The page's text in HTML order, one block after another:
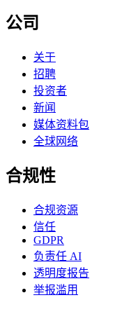
公司
关于
招聘
投资者
新闻
媒体资料包
全球网络
合规性
合规资源
信任
GDPR
负责任 AI
透明度报告
举报滥用